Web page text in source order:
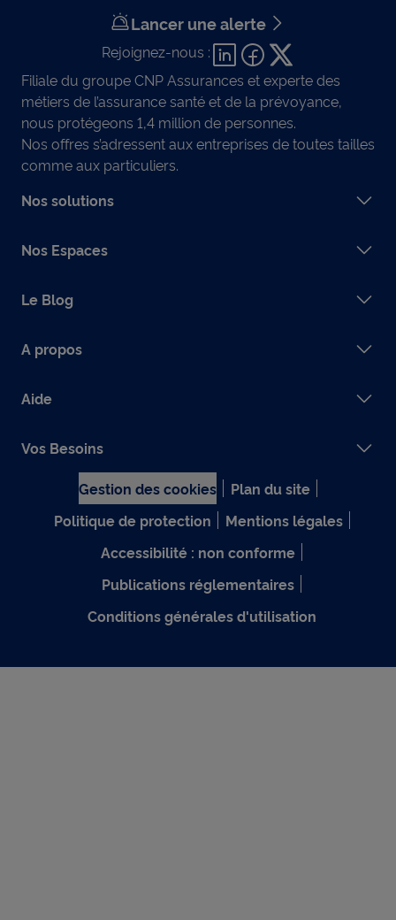
Lancer une alerte
Rejoignez-nous :
Filiale du groupe CNP Assurances et experte des
métiers de l’assurance santé et de la prévoyance,
nous protégeons 1,4 million de personnes.
Nos offres s’adressent aux entreprises de toutes tailles
comme aux particuliers.
Nos solutions
Nos Espaces
Le Blog
A propos
Aide
Vos Besoins
Gestion des cookies
Plan du site
Politique de protection
Mentions légales
Accessibilité : non conforme
Publications réglementaires
Conditions générales d'utilisation